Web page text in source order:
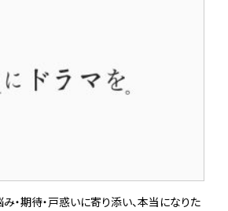
・期待・戸惑いに寄り添い、本当になりた